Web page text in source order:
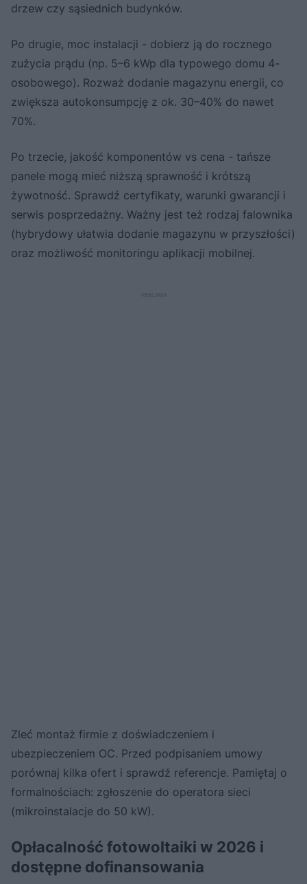
drzew czy sąsiednich budynków.
Po drugie, moc instalacji - dobierz ją do rocznego
zużycia prądu (np. 5–6 kWp dla typowego domu 4-
osobowego). Rozważ dodanie magazynu energii, co
zwiększa autokonsumpcję z ok. 30–40% do nawet
70%.
Po trzecie, jakość komponentów vs cena - tańsze
panele mogą mieć niższą sprawność i krótszą
żywotność. Sprawdź certyfikaty, warunki gwarancji i
serwis posprzedażny. Ważny jest też rodzaj falownika
(hybrydowy ułatwia dodanie magazynu w przyszłości)
oraz możliwość monitoringu aplikacji mobilnej.
Zleć montaż firmie z doświadczeniem i
ubezpieczeniem OC. Przed podpisaniem umowy
porównaj kilka ofert i sprawdź referencje. Pamiętaj o
formalnościach: zgłoszenie do operatora sieci
(mikroinstalacje do 50 kW).
Opłacalność fotowoltaiki w 2026 i
dostępne dofinansowania